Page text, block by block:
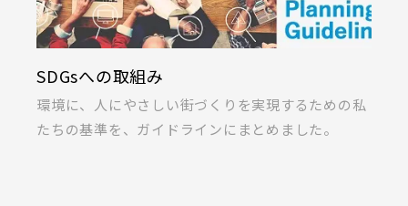
SDGsへの取組み
環境に、人にやさしい街づくりを実現するための私
たちの基準を、ガイドラインにまとめました。